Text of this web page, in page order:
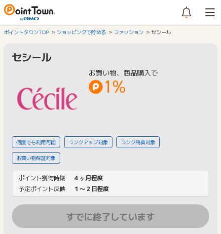
ポイントタウンTOP ショッピングで貯める ファッション セシール
セシール
お買い物、商品購入で
1%
何度でも利用可能 ランクアップ対象 ランク特典対象
お買い物保証対象
ポイント獲得時期
４ヶ月程度
予定ポイント反映
１〜２日程度
すでに終了しています